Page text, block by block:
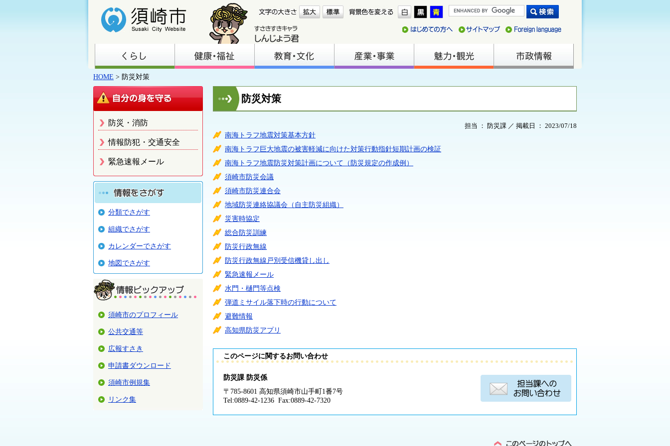
HOME > 防災対策
防災・消防
情報防犯・交通安全
緊急速報メール
分類でさがす
組織でさがす
カレンダーでさがす
地図でさがす
須崎市のプロフィール
公共交通等
広報すさき
申請書ダウンロード
須崎市例規集
リンク集
防災対策
担当 ： 防災課 ／ 掲載日 ： 2023/07/18
南海トラフ地震対策基本方針
南海トラフ巨大地震の被害軽減に向けた対策行動指針短期計画の検証
南海トラフ地震防災対策計画について（防災規定の作成例）
須崎市防災会議
須崎市防災連合会
地域防災連絡協議会（自主防災組織）
災害時協定
総合防災訓練
防災行政無線
防災行政無線戸別受信機貸し出し
緊急速報メール
水門・樋門等点検
弾道ミサイル落下時の行動について
避難情報
高知県防災アプリ
このページに関するお問い合わせ
防災課 防災係
〒785-8601 高知県須崎市山手町1番7号
Tel:0889-42-1236 Fax:0889-42-7320